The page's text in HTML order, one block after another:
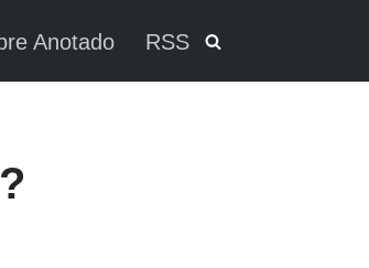
Anotado RSS